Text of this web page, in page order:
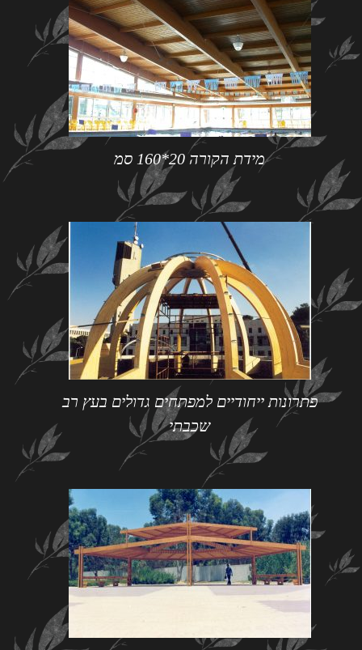
מידת הקורה 20*160 סמ
פתרונות ייחודיים למפתחים גדולים בעץ רב
שכבתי